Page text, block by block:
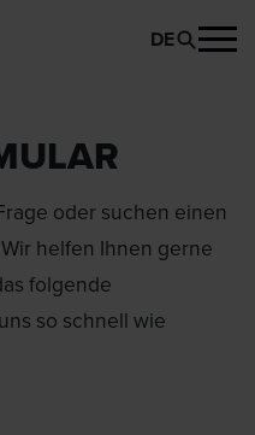
DE
oder suchen einen
helfen Ihnen gerne
folgende
so schnell wie